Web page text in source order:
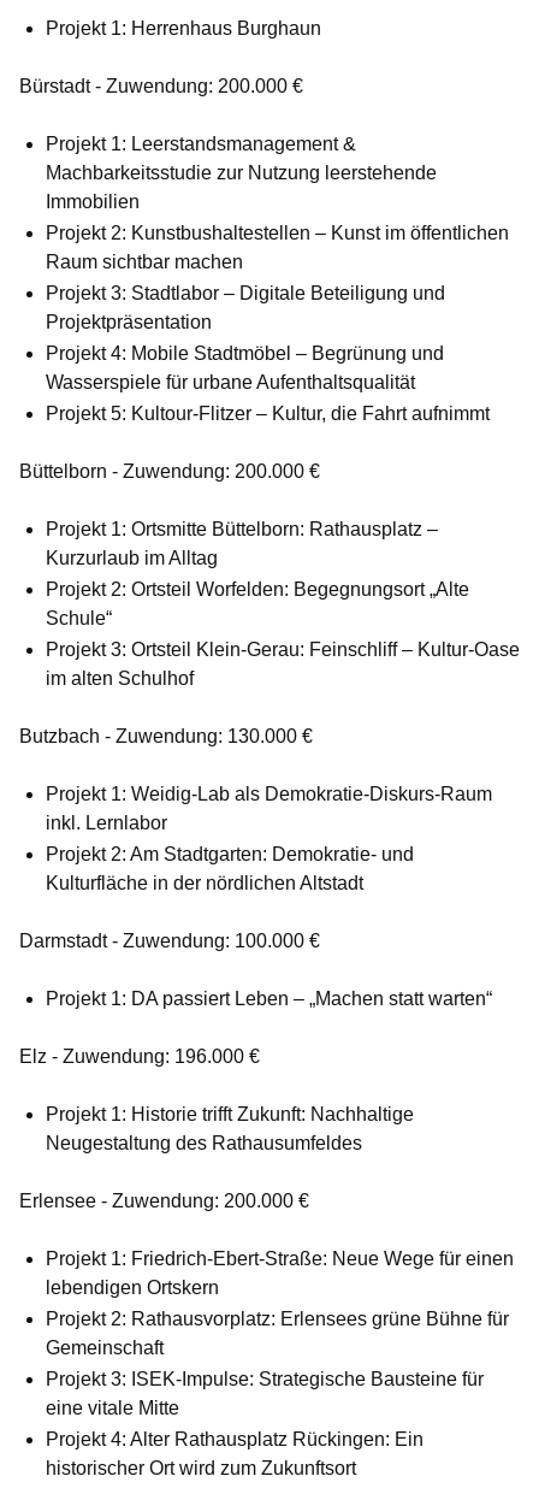
Projekt 1: Herrenhaus Burghaun
Bürstadt - Zuwendung: 200.000 €
Projekt 1: Leerstandsmanagement &
Machbarkeitsstudie zur Nutzung leerstehende
Immobilien
Projekt 2: Kunstbushaltestellen – Kunst im öffentlichen
Raum sichtbar machen
Projekt 3: Stadtlabor – Digitale Beteiligung und
Projektpräsentation
Projekt 4: Mobile Stadtmöbel – Begrünung und
Wasserspiele für urbane Aufenthaltsqualität
Projekt 5: Kultour-Flitzer – Kultur, die Fahrt aufnimmt
Büttelborn - Zuwendung: 200.000 €
Projekt 1: Ortsmitte Büttelborn: Rathausplatz –
Kurzurlaub im Alltag
Projekt 2: Ortsteil Worfelden: Begegnungsort „Alte
Schule“
Projekt 3: Ortsteil Klein-Gerau: Feinschliff – Kultur-Oase
im alten Schulhof
Butzbach - Zuwendung: 130.000 €
Projekt 1: Weidig-Lab als Demokratie-Diskurs-Raum
inkl. Lernlabor
Projekt 2: Am Stadtgarten: Demokratie- und
Kulturfläche in der nördlichen Altstadt
Darmstadt - Zuwendung: 100.000 €
Projekt 1: DA passiert Leben – „Machen statt warten“
Elz - Zuwendung: 196.000 €
Projekt 1: Historie trifft Zukunft: Nachhaltige
Neugestaltung des Rathausumfeldes
Erlensee - Zuwendung: 200.000 €
Projekt 1: Friedrich-Ebert-Straße: Neue Wege für einen
lebendigen Ortskern
Projekt 2: Rathausvorplatz: Erlensees grüne Bühne für
Gemeinschaft
Projekt 3: ISEK-Impulse: Strategische Bausteine für
eine vitale Mitte
Projekt 4: Alter Rathausplatz Rückingen: Ein
historischer Ort wird zum Zukunftsort